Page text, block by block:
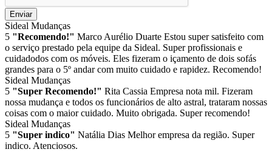
Enviar
Sideal Mudanças
5 "Recomendo!" Marco Aurélio Duarte Estou super satisfeito com
o serviço prestado pela equipe da Sideal. Super profissionais e
cuidadodos com os móveis. Eles fizeram o içamento de dois sofás
grandes para o 5º andar com muito cuidado e rapidez. Recomendo!
Sideal Mudanças
5 "Super Recomendo!" Rita Cassia Empresa nota mil. Fizeram
nossa mudança e todos os funcionários de alto astral, trataram nossas
coisas com o maior cuidado. Muito obrigada. Super recomendo!
Sideal Mudanças
5 "Super indico" Natália Dias Melhor empresa da região. Super
indico. Atenciosos.